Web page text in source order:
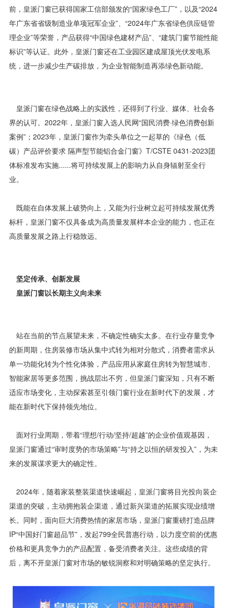
前，皇派门窗已获得国家工信部颁发的“国家绿色工厂”，以及“2024
年广东省省级制造业单项冠军企业”、“2024年广东省绿色供应链管
理企业”等荣誉，产品获得“中国绿色建材产品”、“建筑门窗节能性能
标识”等认证。此外，皇派门窗还在工业园区建成屋顶光伏发电系
统，进一步减少生产碳排放，为企业智能制造再添绿色新动能。
皇派门窗在绿色战略上的实践性，还得到了行业、媒体、社会各
界的认可。2022年，皇派门窗入选人民网“国民消费·绿色消费创新
案例”；2023年，皇派门窗作为牵头单位之一起草的《绿色（低
碳）产品评价要求 隔声型节能铝合金门窗》T/CSTE 0431-2023团
体标准发布实施......将可持续发展上的影响力从自身辐射至全行
业。
既能在自体发展上破势向上，又能为行业树立起可持续发展优秀
标杆，皇派门窗不仅具备成为高质量发展样本企业的能力，也正在
高质量发展之路上行稳致远。
坚定传承、创新发展
皇派门窗以长期主义向未来
站在当前的节点展望未来，不确定性确实太多。在行业存量竞争
的新周期，住房装修市场从集中式转为相对分散式，消费者需求从
单一功能化转为个性化体验，产品应用从家庭住房转为智慧城市、
智能家居等更多范围，挑战层出不穷，但皇派门窗深知，只有不断
适应市场变化，主动探索甚至引领门窗行业在新时代下的发展，才
能在新时代下保持领先地位。
面对行业周期，带着“理想/行动/坚持/超越”的企业价值观基因，
皇派门窗通过“审时度势的市场策略”与“持之以恒的研发投入”，为未
来的发展谋求更大的确定性。
2024年，随着家装整装渠道快速崛起，皇派门窗将目光投向装企
渠道的突破，主动拥抱装企渠道，通过新兴渠道的拓展实现业绩增
长。同时，面向巨大消费热情的家居市场，皇派门窗重磅打造品牌
IP“中国好门窗超品节”，发起799全民普惠行动，以力度空前的优惠
价格和更具竞争力的产品配置，备受消费者关注。这些成绩的背
后，离不开皇派门窗对市场的敏锐洞察和对明确策略的坚定执行。